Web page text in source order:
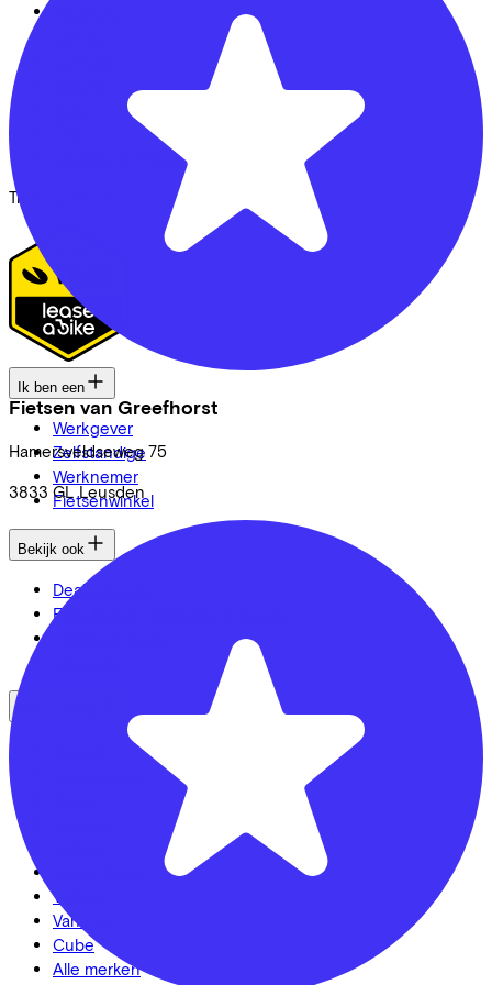
Fietsen van Greefhorst
Hamersveldseweg 75
3833 GL Leusden
Security & Privacy
Trotse partner van
Ik ben een
Werkgever
Zelfstandige
Werknemer
Fietsenwinkel
Bekijk ook
Dealer locator
Fiets leasen? Bereken je kosten
Veloretti
Van Raam
Cube
Alle merken